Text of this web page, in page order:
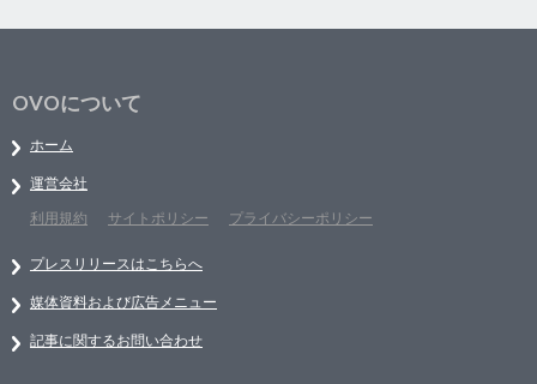
OVOについて
ホーム
運営会社
利用規約
サイトポリシー プライバシーポリシー
プレスリリースはこちらへ
媒体資料および広告メニュー
記事に関するお問い合わせ